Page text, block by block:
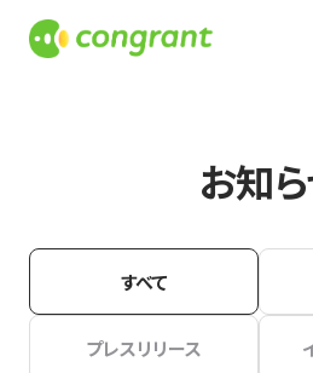
お知
すべて
プレスリリース